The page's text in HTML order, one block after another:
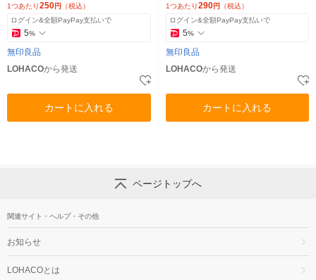
1つあたり250円 （税込）
ログイン&全額PayPay支払いで
5%
無印良品
LOHACOから発送
カートに入れる
1つあたり290円 （税込）
ログイン&全額PayPay支払いで
5%
無印良品
LOHACOから発送
カートに入れる
ページトップへ
関連サイト・ヘルプ・その他
お知らせ
LOHACOとは